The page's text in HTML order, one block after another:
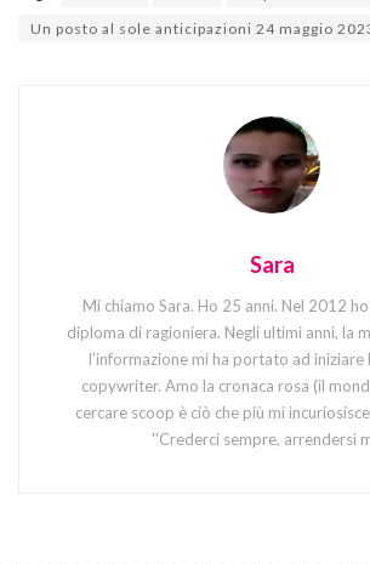
Un posto al sole anticipazioni 24 maggio
Sara
Mi chiamo Sara. Ho 25 anni. Nel 2012
diploma di ragioniera. Negli ultimi anni, la
l'informazione mi ha portato ad iniziare
copywriter. Amo la cronaca rosa (il
cercare scoop è ciò che più mi
''Crederci sempre, arrendersi